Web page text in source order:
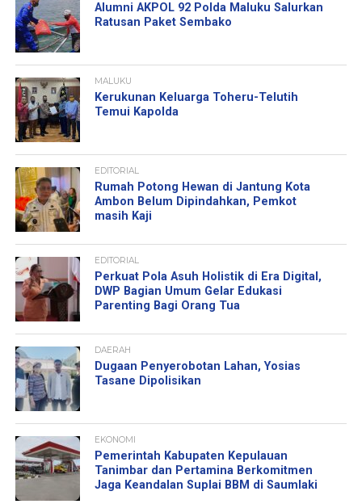
Alumni AKPOL 92 Polda Maluku Salurkan
Ratusan Paket Sembako
MALUKU
Kerukunan Keluarga Toheru-Telutih
Temui Kapolda
EDITORIAL
Rumah Potong Hewan di Jantung Kota
Ambon Belum Dipindahkan, Pemkot
masih Kaji
EDITORIAL
Perkuat Pola Asuh Holistik di Era Digital,
DWP Bagian Umum Gelar Edukasi
Parenting Bagi Orang Tua
DAERAH
Dugaan Penyerobotan Lahan, Yosias
Tasane Dipolisikan
EKONOMI
Pemerintah Kabupaten Kepulauan
Tanimbar dan Pertamina Berkomitmen
Jaga Keandalan Suplai BBM di Saumlaki